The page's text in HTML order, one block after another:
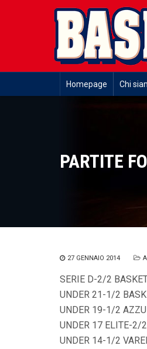
Homepage Chi
PARTITE
27 GENNAIO 2014
SERIE D-2/2
UNDER 21-1/2
UNDER 19-1/2
UNDER 17 ELITE-2/
UNDER 14-1/2